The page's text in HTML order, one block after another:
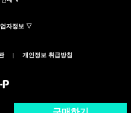
자정보 ▽
| 개인정보 취급방침